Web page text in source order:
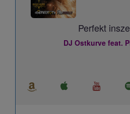
Perfekt
DJ Ostkurve feat.